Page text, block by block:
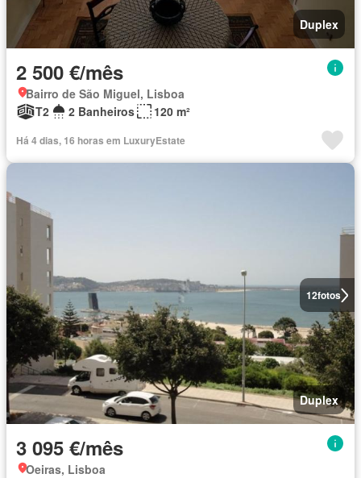
Duplex
2 500 €/mês
Bairro de São Miguel, Lisboa
T2
2 Banheiros 120 m²
Há 4 dias, 16 horas em LuxuryEstate
12fotos
Duplex
3 095 €/mês
Oeiras, Lisboa